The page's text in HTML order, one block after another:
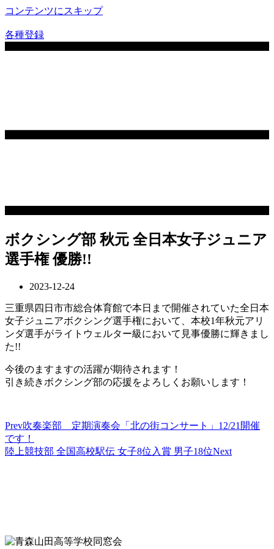
コンテンツにスキップ
各種登録
ボクシング部 秋元 全日本女子ジュニア
選手権 優勝!!
2023-12-24
三重県四日市市総合体育館で本日まで開催されていた全日本
女子ジュニアボクシング選手権において、本校1年秋元アリ
ンダ選手がライトウェルター級において見事優勝に輝きまし
た!!
今後のますますの活躍が期待されます！
引き続きボクシング部の応援をよろしくお願いします！
Prev吹奏楽部 定期演奏会「北の街コンサート」12/21開催
です！
陸上競技部 全国高校駅伝 女子8位入賞 男子18位Next